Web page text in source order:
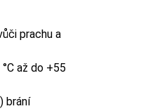
prachu a
až do +55
brání